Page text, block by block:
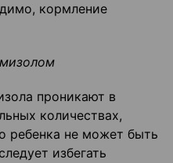
кормление
проникают в
количествах,
ребенка не может быть
избегать